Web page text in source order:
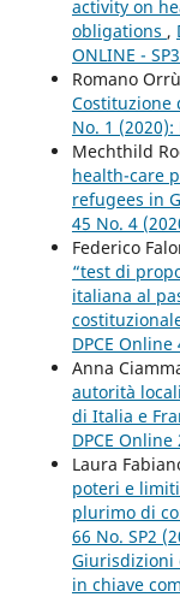
activity on
obligations ,
ONLINE -
Romano
Costituzione
No. 1 (2020):
Mechthild
health-care
refugees in
45 No. 4
Federico
“test di
italiana al
DPCE Online
Anna
autorità
di Italia e
DPCE Online
Laura
poteri e
plurimo di
66 No. SP2
Giurisdizioni
in chiave